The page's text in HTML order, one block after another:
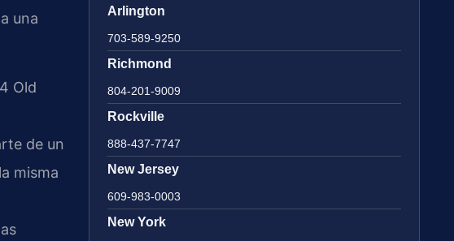
una
Old
de un
misma
Arlington
703-589-9250
Richmond
804-201-9009
Rockville
888-437-7747
New Jersey
609-983-0003
New York